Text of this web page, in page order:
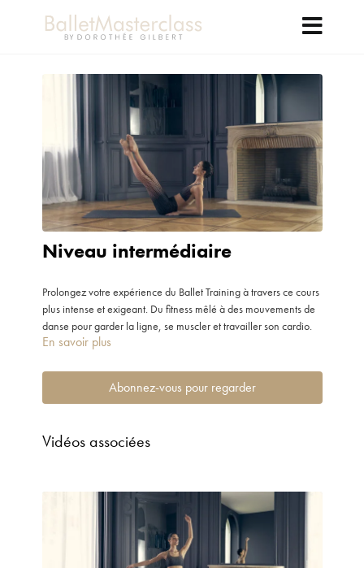
Niveau intermédiaire
Prolongez votre expérience du Ballet Training à travers ce cours
plus intense et exigeant. Du fitness mêlé à des mouvements de
danse pour garder la ligne, se muscler et travailler son cardio.
En savoir plus
Abonnez-vous pour regarder
Vidéos associées